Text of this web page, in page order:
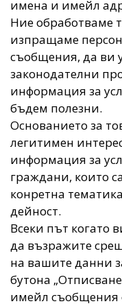
имена и имейл
Ние обработваме
изпращаме
съобщения, да ви
законодателни
информация за
бъдем полезни.
Основанието за
легитимен
информация за
граждани, които
конретна
дейност.
Всеки път когато
да възражите
на вашите данни
бутона
имейл съобщения